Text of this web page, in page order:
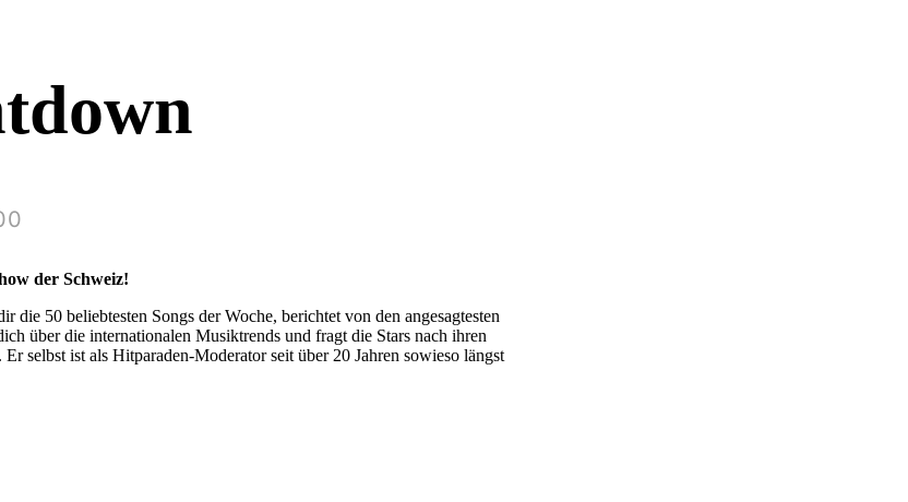
der Schweiz!
die 50 beliebtesten Songs der Woche, berichtet von den angesagtesten
über die internationalen Musiktrends und fragt die Stars nach ihren
selbst ist als Hitparaden-Moderator seit über 20 Jahren sowieso längst